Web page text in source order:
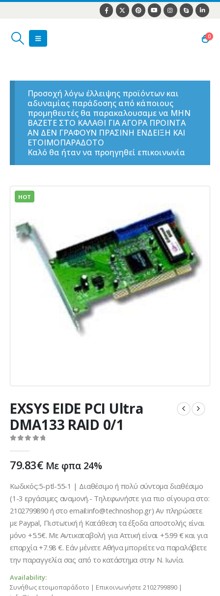
0
Προσοχή λόγω έλλειψης προϊόντων και
αδυναμίας παράδοσης από κάποιους
προμηθευτές θα παρακαλουσαμε να ΜΗΝ
ΒΑΖΕΤΕ ΣΤΟ ΚΑΛΑΘΙ ΓΙΑ ΑΓΟΡΑ ΠΡΟΙΝΤΑ
ΑΝ ΔΕΝ ΓΡΑΦΟΥΝ ΠΡΑΣΙΝΗ ΕΝΔΕΙΞΗ ΚΑΙ
ΕΤΟΙΜΟΠΑΡΑΔΟΤΟ
Καλό θα ήταν να προηγηθεί επικοινωνία
HOT
EXSYS EIDE PCI Ultra
DMA133 RAID 0/1
79.83€ Με φπα 24%
Κωδικός:5-ptl-55-1 | Διαθέσιμο ή πολύ σύντομα διαθέσιμο
(1-3 εργάσιμες αναμονή.- Τηλεφωνήστε για πιο σίγουρα στο:
2102799890 ή στο email:info@technoshop.gr) Αν πληρώσετε
με Paypal, Πιστωτική ή Κατάθεση τα έξοδα αποστολής είναι
μόνο +5.5€. Με Αντικαταβολή για Αττική είναι +5.99 € και για
επαρχία +7.98 €. Εάν μένετε Αθήνα μπορείτε να παραλάβετε
την παραγγελία σας από το κατάστημα στην Ν. Ιωνία.
Availability:
Συνήθως ετοιμοπαράδοτο | Επικοινωνήστε 2102799890 |